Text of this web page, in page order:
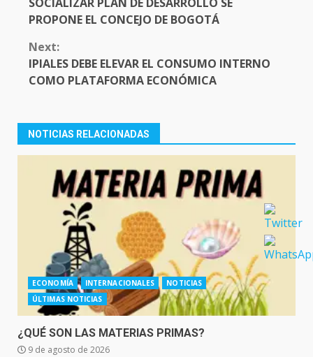
PROPONE EL CONCEJO DE BOGOTÁ
Next:
IPIALES DEBE ELEVAR EL CONSUMO INTERNO
COMO PLATAFORMA ECONÓMICA
NOTICIAS RELACIONADAS
ECONOMÍA INTERNACIONALES
NOTICIAS
ÚLTIMAS NOTICIAS
¿QUÉ SON LAS MATERIAS PRIMAS?
9 de agosto de 2026